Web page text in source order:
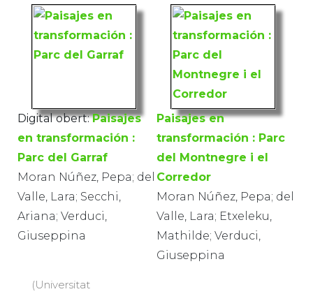
Digital obert: Paisajes
en transformación :
Parc del Garraf
Moran Núñez, Pepa; del
Valle, Lara; Secchi,
Ariana; Verduci,
Giuseppina
(Universitat
Paisajes en
transformación : Parc
del Montnegre i el
Corredor
Moran Núñez, Pepa; del
Valle, Lara; Etxeleku,
Mathilde; Verduci,
Giuseppina